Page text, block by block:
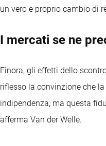
un vero e proprio cambio di
I mercati se ne
Finora, gli effetti dello
riflesso la convinzione che
indipendenza, ma questa
afferma Van der Welle.